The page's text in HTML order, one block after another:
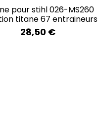
pour stihl 026-MS260
titane 67 entraineurs
28,50 €